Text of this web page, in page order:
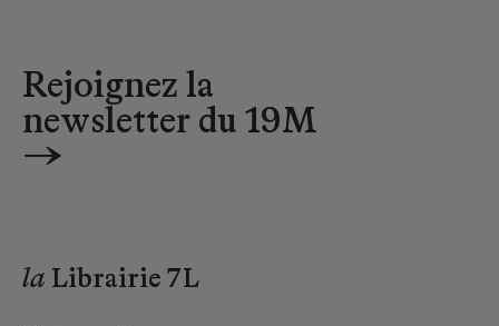
Rejoignez la
newsletter du 19M
→
la Librairie 7L